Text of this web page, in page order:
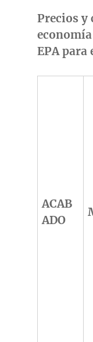
Precios y
EPA
ACAB
ADO